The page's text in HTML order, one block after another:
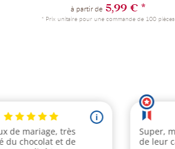
à partir de5,99 € *
* Prix unitaire pour une commande de 100 pièces